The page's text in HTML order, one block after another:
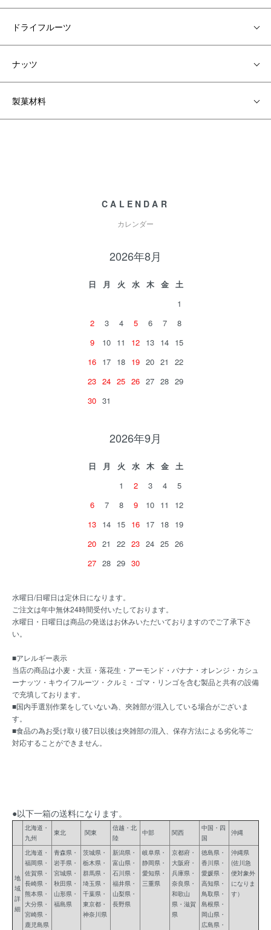
ドライフルーツ
ナッツ
製菓材料
CALENDAR
カレンダー
2026年8月
日 月 火 水 木 金
土
1
2
3 4 5 6 7
8
9
10 11 12 13 14 15
16 17 18 19 20 21
22
23 24 25 26 27 28 29
30 31
2026年9月
日 月 火 水 木 金
土
1
2 3 4
5
6
7 8 9 10 11
12
13 14 15 16 17 18 19
20 21 22 23 24 25 26
27 28 29 30
水曜日/日曜日は定休日になります。
ご注文は年中無休24時間受付いたしております。
水曜日・日曜日は商品の発送はお休みいただいておりますのでご了承下さ
い。
■アレルギー表示
当店の商品は小麦・大豆・落花生・アーモンド・バナナ・オレンジ・カシュ
ーナッツ・キウイフルーツ・クルミ・ゴマ・リンゴを含む製品と共有の設備
で充填しております。
■国内手選別作業をしていない為、夾雑部が混入している場合がございま
す。
■食品の為お受け取り後7日以後は夾雑部の混入、保存方法による劣化等ご
対応することができません。
●以下一箱の送料になります。
北海道・
九州
東北 関東
信越・北
陸
中部 関西
中国・四
国
沖縄
地
域
詳
細
北海道・
福岡県・
佐賀県・
長崎県・
熊本県・
大分県・
宮崎県・
鹿児島県
青森県・
岩手県・
宮城県・
秋田県・
山形県・
福島県
茨城県・
栃木県・
群馬県・
埼玉県・
千葉県・
東京都・
神奈川県
新潟県・
富山県・
石川県・
福井県・
山梨県・
長野県
岐阜県・
静岡県・
愛知県・
三重県
京都府・
大阪府・
兵庫県・
奈良県・
和歌山
県・滋賀
県
徳島県・
香川県・
愛媛県・
高知県・
鳥取県・
島根県・
岡山県・
広島県・
沖縄県
(佐川急
便対象外
になりま
す）